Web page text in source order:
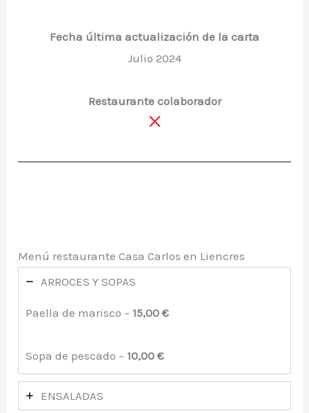
Fecha última actualización de la carta
Julio 2024
Restaurante colaborador
Menú restaurante Casa Carlos en Liencres
ARROCES Y SOPAS
Paella de marisco – 15,00 €
Sopa de pescado – 10,00 €
ENSALADAS